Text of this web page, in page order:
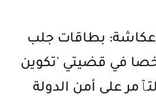
بطاقات جلب
ضد 12 شخصا في قضيتي 'تكوين
على أمن الدولة